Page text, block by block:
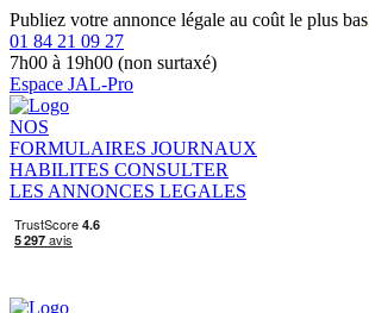
Publiez votre annonce légale au coût le plus bas
01 84 21 09 27
7h00 à 19h00 (non surtaxé)
Espace JAL-Pro
NOS
FORMULAIRES JOURNAUX
HABILITES CONSULTER
LES ANNONCES LEGALES